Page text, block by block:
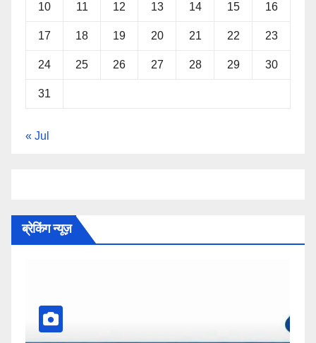
10 11 12 13 14 15 16
17 18 19 20 21 22 23
24 25 26 27 28 29 30
31
« Jul
ब्रेकिंग न्यूज़